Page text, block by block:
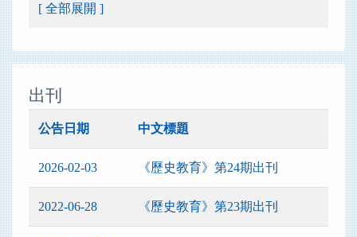
[ 全部展開 ]
出刊
公告日期 中文標題
2026-02-03 《歷史教育》第24期出刊
2022-06-28 《歷史教育》第23期出刊